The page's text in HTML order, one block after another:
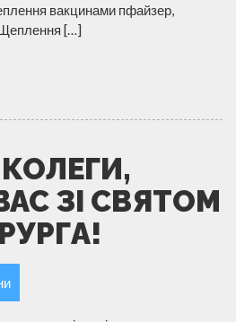
вакцинами пфайзер,
Щеплення […]
ЗІ СВЯТОМ